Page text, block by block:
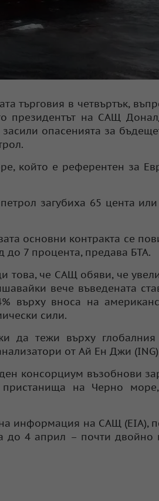
търговия в четвъртък,
президентът на САЩ
опасенията за
който е референтен за
загубиха 65 цента
основни контракта се
до 7 процента, предава БТА.
това, че САЩ обяви, че
вече въведената
върху вноса на
сили.
да тежи върху
от Ай Ен Джи
консорциум възобнови
на Черно
информация на САЩ (EIA),
до 4 април – почти двойно